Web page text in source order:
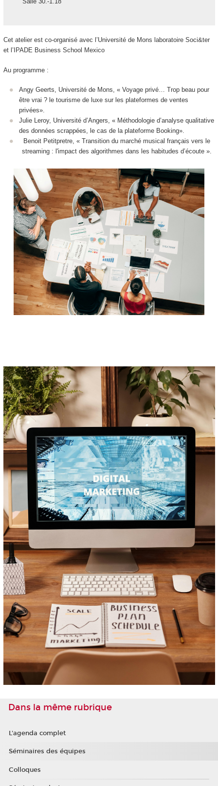
Cet atelier est co-organisé avec l’Université de Mons laboratoire Soci&ter
et l’IPADE Business School Mexico
Au programme :
Angy Geerts, Université de Mons, « Voyage privé… Trop beau pour
être vrai ? le tourisme de luxe sur les plateformes de ventes
privées».
Julie Leroy, Université d’Angers, « Méthodologie d’analyse qualitative
des données scrappées, le cas de la plateforme Booking».
Benoit Petitpretre, « Transition du marché musical français vers le
streaming : l'impact des algorithmes dans les habitudes d’écoute ».
Dans la même rubrique
L'agenda complet
Séminaires des équipes
Colloques